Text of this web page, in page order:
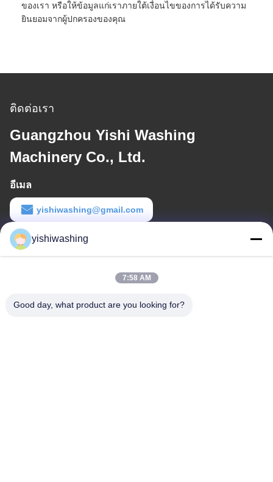
ของเรา หรือให้ข้อมูลแก่เราภายใต้เงื่อนไขของการได้รับความ
ยินยอมจากผู้ปกครองของคุณ
ติดต่อเรา
Guangzhou Yishi Washing
Machinery Co., Ltd.
อีเมล
yishiwashing@gmail.com
เวลาทํางาน
9:00-18:00
ที่อยู่ บริษัท
yishiwashing
7:58 AM
Good day, what product are you looking for?